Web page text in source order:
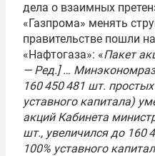
дела о взаимных
«Газпрома» менять
правительстве пошли
«Нафтогаза»: «Пакет
— Ред.] …
160 450 481 шт.
уставного капитала)
акций Кабинета
шт., увеличился до 160
100% уставного